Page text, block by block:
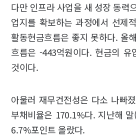
다만 인프라 사업을 새 성장 동력
업지를 확보하는 과정에서 선제
활동현금흐름은 좋지 못하다. 올
흐름은 -443억원이다. 현금의 유
것이다.
아울러 재무건전성은 다소 나빠
부채비율은 170.1%다. 지난해
6.7%포인트 올랐다.